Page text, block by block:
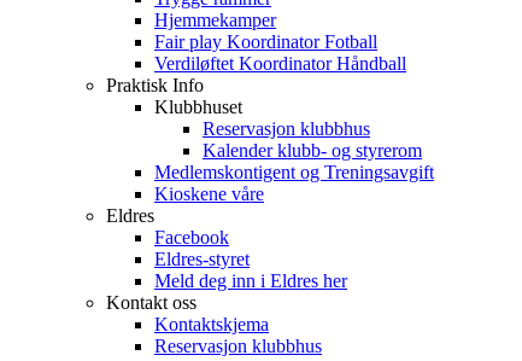
Hjemmekamper
Fair play Koordinator Fotball
Verdiløftet Koordinator Håndball
Praktisk Info
Klubbhuset
Reservasjon klubbhus
Kalender klubb- og styrerom
Medlemskontigent og Treningsavgift
Kioskene våre
Eldres
Facebook
Eldres-styret
Meld deg inn i Eldres her
Kontakt oss
Kontaktskjema
Reservasjon klubbhus